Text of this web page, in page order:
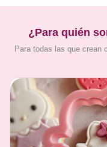
¿Para quién
Para todas las que